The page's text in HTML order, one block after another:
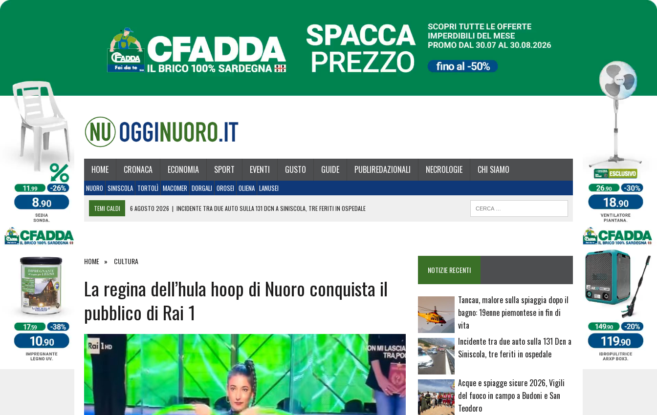
HOME CRONACA ECONOMIA SPORT EVENTI GUSTO GUIDE PUBLIREDAZIONALI NECROLOGIE CHI SIAMO
NUORO SINISCOLA TORTOLÌ MACOMER DORGALI OROSEI OLIENA LANUSEI
TEMI CALDI 6 AGOSTO 2026 | INCIDENTE TRA DUE AUTO SULLA 131 DCN A SINISCOLA, TRE FERITI IN OSPEDALE
27 LUGLIO 2026 |
HOME CULTURA
La regina dell’hula hoop di Nuoro conquista il
pubblico di Rai 1
NOTIZIE RECENTI
Tancau, malore sulla spiaggia dopo il
bagno: 19enne piemontese in fin di
vita
Incidente tra due auto sulla 131 Dcn a
Siniscola, tre feriti in ospedale
Acque e spiagge sicure 2026, Vigili
del fuoco in campo a Budoni e San
Teodoro